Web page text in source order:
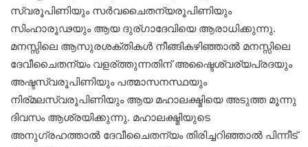
സ്വരൂപിണിയും സർവചൈതന്യരൂപിണിയും
സിംഹാരൂഢയും ആയ ദുര്ഗാദേവിയെ ആരാധിക്കുന്നു.
മനസ്സിലെ ആസുരശക്തികൾ നീങ്ങികഴിഞ്ഞാൽ മനസ്സിലെ
ദേവീചൈതന്യം വളര്ത്തുന്നതിന് അഷ്ടൈശ്വര്യപ്രദയും
അഷ്ടസ്വരൂപിണിയും പത്മാസനസ്ഥയും
നിര്മലസ്വരൂപിണിയും ആയ മഹാലക്ഷ്മിയെ അടുത്ത മൂന്നു
ദിവസം ആശ്രയിക്കുന്നു. മഹാലക്ഷ്മിയുടെ
അനുഗ്രഹത്താൽ ദേവീചൈതന്യം തിരിച്ചറിഞ്ഞാൽ പിന്നീട്